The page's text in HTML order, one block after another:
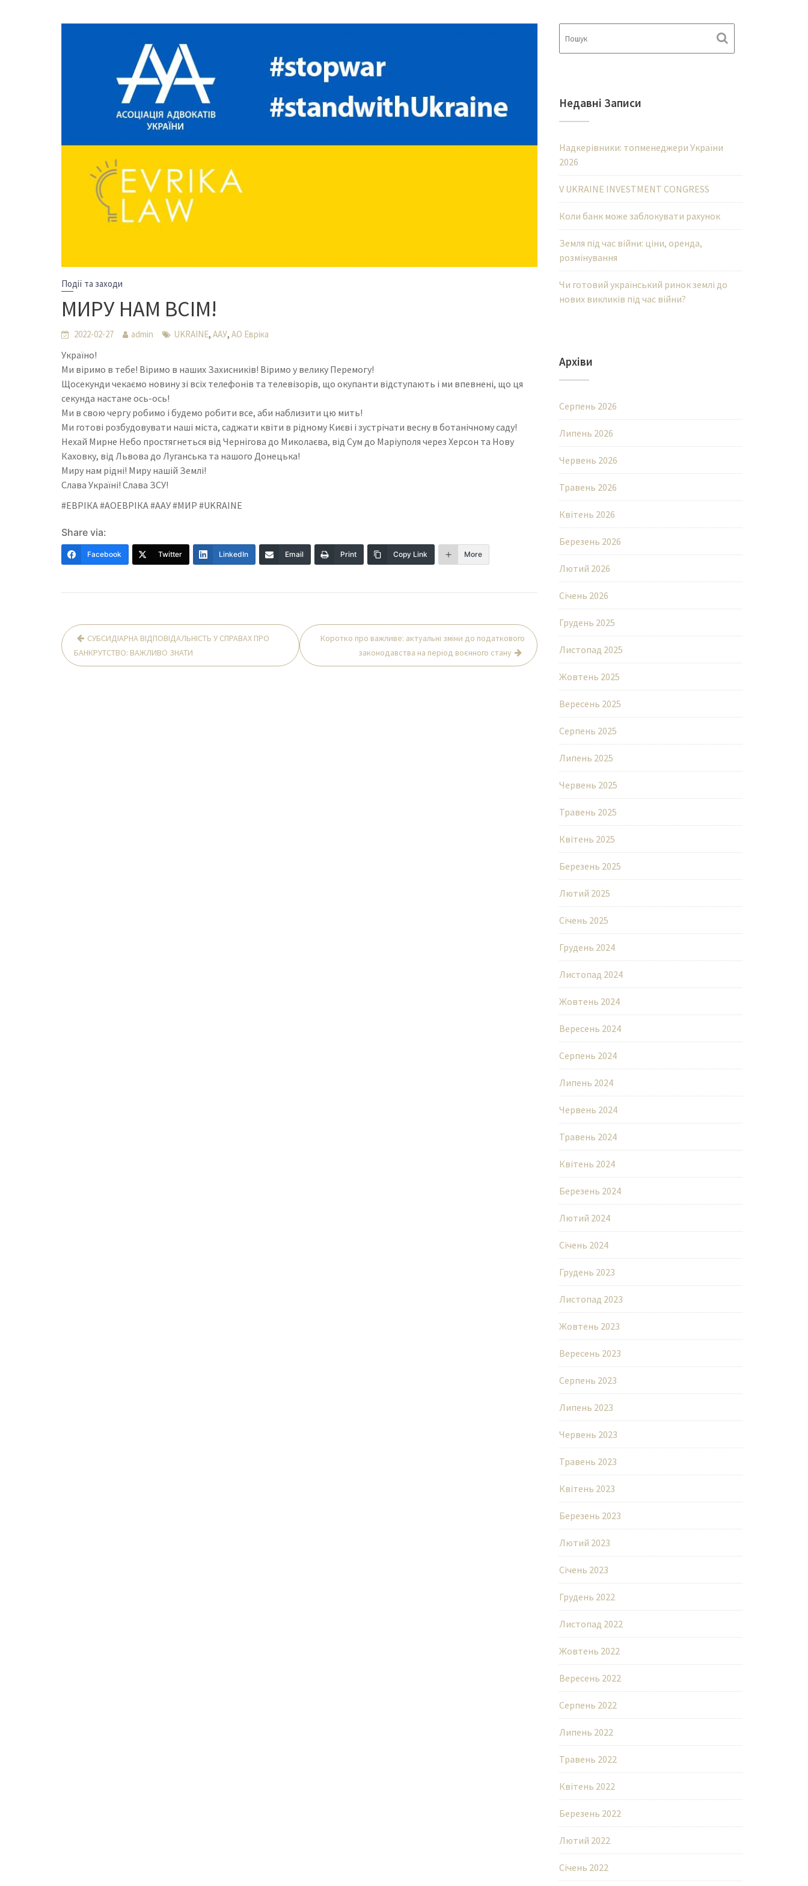
Події та заходи
МИРУ НАМ ВСІМ!
2022-02-27 admin UKRAINE, ААУ, АО Евріка
Україно!
Ми віримо в тебе! Віримо в наших Захисників! Віримо у велику Перемогу!
Щосекунди чекаємо новину зі всіх телефонів та телевізорів, що окупанти відступають і ми впевнені, що ця
секунда настане ось-ось!
Ми в свою чергу робимо і будемо робити все, аби наблизити цю мить!
Ми готові розбудовувати наші міста, саджати квіти в рідному Києві і зустрічати весну в ботанічному саду!
Нехай Мирне Небо простягнеться від Чернігова до Миколаєва, від Сум до Маріуполя через Херсон та Нову
Каховку, від Львова до Луганська та нашого Донецька!
Миру нам рідні! Миру нашій Землі!
Слава Україні! Слава ЗСУ!
#ЕВРІКА #АОЕВРІКА #ААУ #МИР #UKRAINE
Share via:
Facebook Twitter LinkedIn Email Print Copy Link More
Навігація
записів
СУБСИДІАРНА ВІДПОВІДАЛЬНІСТЬ У СПРАВАХ ПРО
БАНКРУТСТВО: ВАЖЛИВО ЗНАТИ
Коротко про важливе: актуальні зміни до податкового
законодавства на період воєнного стану
Недавні Записи
Надкерівники: топменеджери України
2026
V UKRAINE INVESTMENT CONGRESS
Коли банк може заблокувати рахунок
Земля під час війни: ціни, оренда,
розмінування
Чи готовий український ринок землі до
нових викликів під час війни?
Архіви
Серпень 2026
Липень 2026
Червень 2026
Травень 2026
Квітень 2026
Березень 2026
Лютий 2026
Січень 2026
Грудень 2025
Листопад 2025
Жовтень 2025
Вересень 2025
Серпень 2025
Липень 2025
Червень 2025
Травень 2025
Квітень 2025
Березень 2025
Лютий 2025
Січень 2025
Грудень 2024
Листопад 2024
Жовтень 2024
Вересень 2024
Серпень 2024
Липень 2024
Червень 2024
Травень 2024
Квітень 2024
Березень 2024
Лютий 2024
Січень 2024
Грудень 2023
Листопад 2023
Жовтень 2023
Вересень 2023
Серпень 2023
Липень 2023
Червень 2023
Травень 2023
Квітень 2023
Березень 2023
Лютий 2023
Січень 2023
Грудень 2022
Листопад 2022
Жовтень 2022
Вересень 2022
Серпень 2022
Липень 2022
Травень 2022
Квітень 2022
Березень 2022
Лютий 2022
Січень 2022